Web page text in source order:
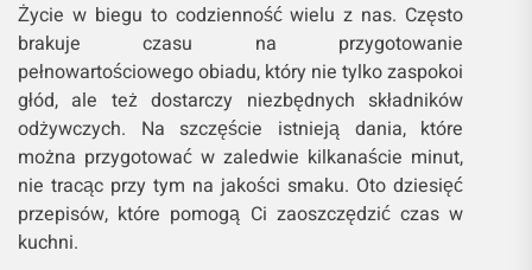
Życie w biegu to codzienność wielu z nas. Często
brakuje czasu na przygotowanie
pełnowartościowego obiadu, który nie tylko zaspokoi
głód, ale też dostarczy niezbędnych składników
odżywczych. Na szczęście istnieją dania, które
można przygotować w zaledwie kilkanaście minut,
nie tracąc przy tym na jakości smaku. Oto dziesięć
przepisów, które pomogą Ci zaoszczędzić czas w
kuchni.